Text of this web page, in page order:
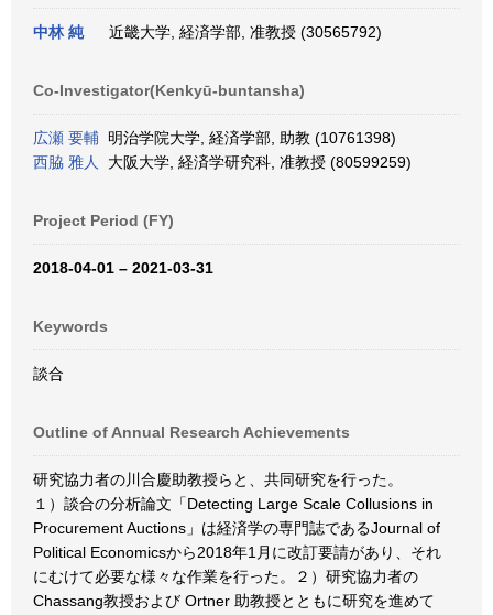
中林 純 近畿大学, 経済学部, 准教授 (30565792)
Co-Investigator(Kenkyū-buntansha)
広瀬 要輔 明治学院大学, 経済学部, 助教 (10761398)
西脇 雅人
大阪大学, 経済学研究科, 准教授 (80599259)
Project Period (FY)
2018-04-01 – 2021-03-31
Keywords
談合
Outline of Annual Research Achievements
研究協力者の川合慶助教授らと、共同研究を行った。
１）談合の分析論文「Detecting Large Scale Collusions in
Procurement Auctions」は経済学の専門誌であるJournal of
Political Economicsから2018年1月に改訂要請があり、それ
にむけて必要な様々な作業を行った。２）研究協力者の
Chassang教授および Ortner 助教授とともに研究を進めて